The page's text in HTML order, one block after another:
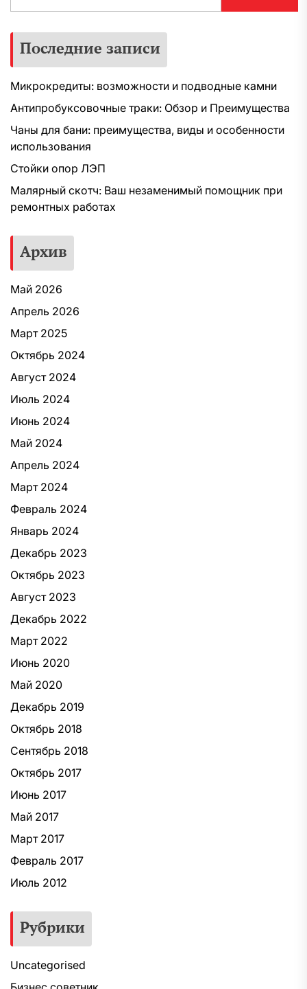
Последние записи
Микрокредиты: возможности и подводные камни
Антипробуксовочные траки: Обзор и Преимущества
Чаны для бани: преимущества, виды и особенности
использования
Стойки опор ЛЭП
Малярный скотч: Ваш незаменимый помощник при
ремонтных работах
Архив
Май 2026
Апрель 2026
Март 2025
Октябрь 2024
Август 2024
Июль 2024
Июнь 2024
Май 2024
Апрель 2024
Март 2024
Февраль 2024
Январь 2024
Декабрь 2023
Октябрь 2023
Август 2023
Декабрь 2022
Март 2022
Июнь 2020
Май 2020
Декабрь 2019
Октябрь 2018
Сентябрь 2018
Октябрь 2017
Июнь 2017
Май 2017
Март 2017
Февраль 2017
Июль 2012
Рубрики
Uncategorised